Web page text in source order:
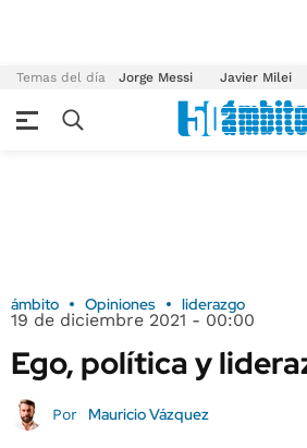
Temas del día Jorge Messi Javier Milei
ámbito Opiniones liderazgo
19 de diciembre 2021 - 00:00
Ego, política y
Por Mauricio Vázquez